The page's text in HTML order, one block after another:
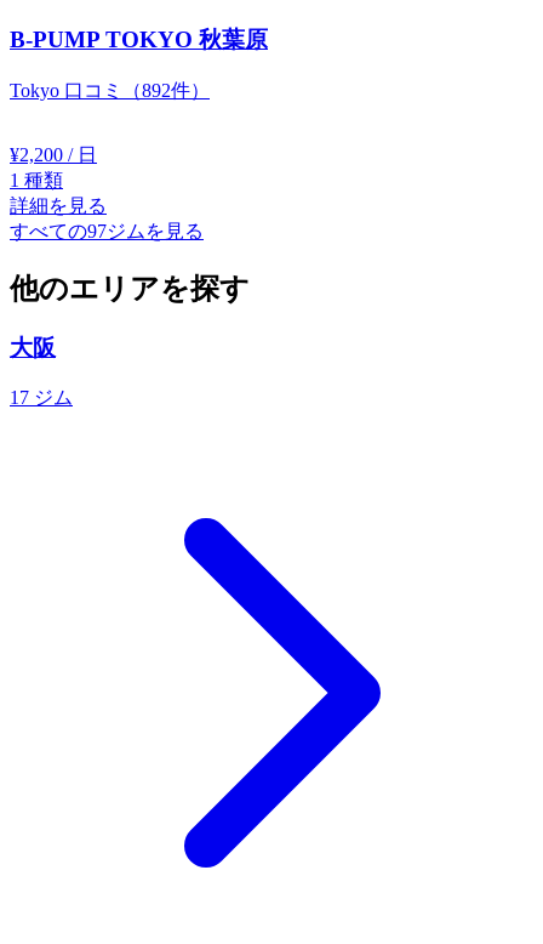
B-PUMP TOKYO 秋葉原
Tokyo 口コミ（892件）
¥2,200 / 日
1 種類
詳細を見る
すべての97ジムを見る
他のエリアを探す
大阪
17 ジム